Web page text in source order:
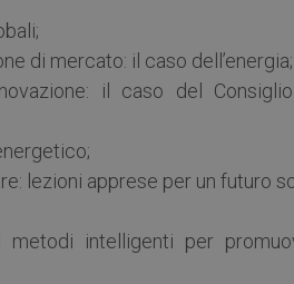
di mercato: il caso dell’energia;
il caso del
lezioni apprese per un futuro
intelligenti per